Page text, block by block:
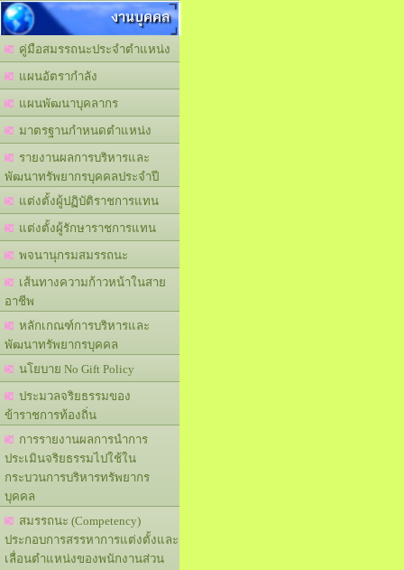
งานบุคคล
คู่มือสมรรถนะประจำตำแหน่ง
แผนอัตรากำลัง
แผนพัฒนาบุคลากร
มาตรฐานกำหนดตำแหน่ง
รายงานผลการบริหารและ
พัฒนาทรัพยากรบุคคลประจำปี
แต่งตั้งผู้ปฏิบัติราชการแทน
แต่งตั้งผู้รักษาราชการแทน
พจนานุกรมสมรรถนะ
เส้นทางความก้าวหน้าในสาย
อาชีพ
หลักเกณฑ์การบริหารและ
พัฒนาทรัพยากรบุคคล
นโยบาย No Gift Policy
ประมวลจริยธรรมของ
ข้าราชการท้องถิ่น
การรายงานผลการนำการ
ประเมินจริยธรรมไปใช้ใน
กระบวนการบริหารทรัพยากร
บุคคล
สมรรถนะ (Competency)
ประกอบการสรรหาการแต่งตั้งและ
เลื่อนตำแหน่งของพนักงานส่วน